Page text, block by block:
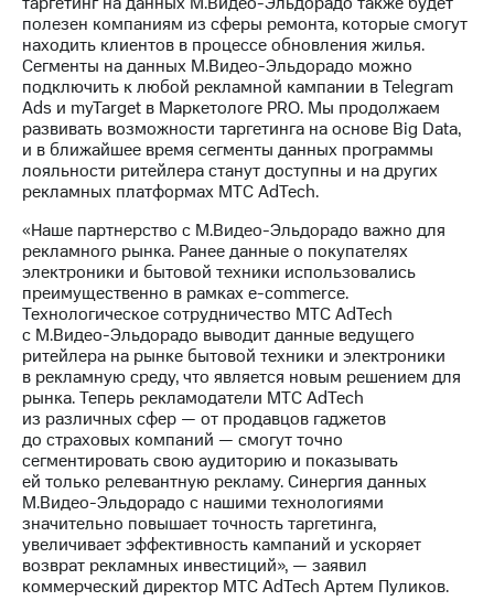
Рынок
акций
Описание
Программа
приобретения
Порядок
выкупа
акций
Дивиденды
Рынок
облигаций
Описание
Еврооблигации-2023
Уведомление
о
погашении
именных
облигаций
Другое
Регистратор
Реквизиты
Контакты
развитие
деловая этика
На главную
полезен компаниям из сферы ремонта, которые смогут
находить клиентов в процессе обновления жилья.
Сегменты на данных М.Видео-Эльдорадо можно
подключить к любой рекламной кампании в Telegram
Ads и myTarget в Маркетологе PRO. Мы продолжаем
развивать возможности таргетинга на основе Big Data,
и в ближайшее время сегменты данных программы
лояльности ритейлера станут доступны и на других
рекламных платформах МТС AdTech.
«Наше партнерство с М.Видео-Эльдорадо важно для
рекламного рынка. Ранее данные о покупателях
электроники и бытовой техники использовались
преимущественно в рамках e-commerce.
Технологическое сотрудничество МТС AdTech
с М.Видео-Эльдорадо выводит данные ведущего
ритейлера на рынке бытовой техники и электроники
в рекламную среду, что является новым решением для
рынка. Теперь рекламодатели МТС AdTech
из различных сфер — от продавцов гаджетов
до страховых компаний — смогут точно
сегментировать свою аудиторию и показывать
ей только релевантную рекламу. Синергия данных
М.Видео-Эльдорадо с нашими технологиями
значительно повышает точность таргетинга,
увеличивает эффективность кампаний и ускоряет
возврат рекламных инвестиций», — заявил
коммерческий директор МТС AdTech Артем Пуликов.